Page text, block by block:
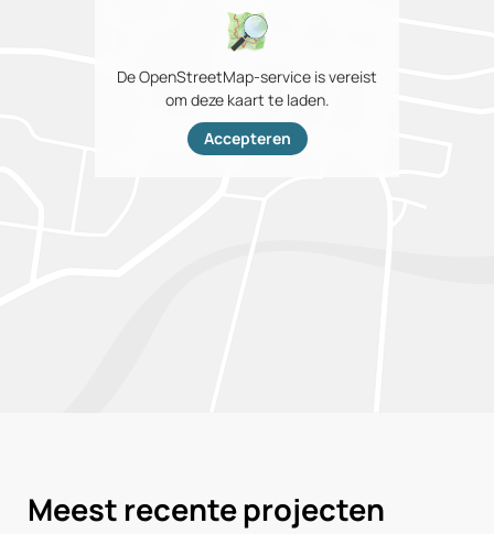
De OpenStreetMap-service is vereist
om deze kaart te laden.
Accepteren
Meest recente projecten